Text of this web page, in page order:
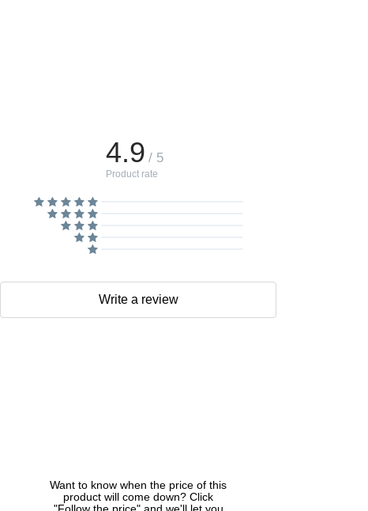
Want to know when the price of this
product will come down? Click
4.9 / 5
Product rate
Write a review